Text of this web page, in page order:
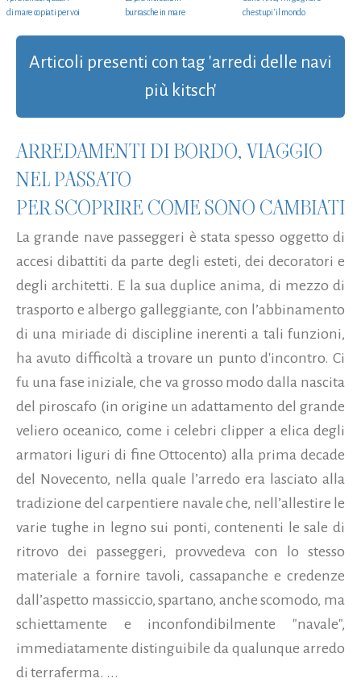
di mare copiati per voi
burrasche in mare
che stupi' il mondo
Articoli presenti con tag 'arredi delle navi
più kitsch'
ARREDAMENTI DI BORDO, VIAGGIO
NEL PASSATO
PER SCOPRIRE COME SONO CAMBIATI
La grande nave passeggeri è stata spesso oggetto di
accesi dibattiti da parte degli esteti, dei decoratori e
degli architetti. E la sua duplice anima, di mezzo di
trasporto e albergo galleggiante, con l’abbinamento
di una miriade di discipline inerenti a tali funzioni,
ha avuto difficoltà a trovare un punto d'incontro. Ci
fu una fase iniziale, che va grosso modo dalla nascita
del piroscafo (in origine un adattamento del grande
veliero oceanico, come i celebri clipper a elica degli
armatori liguri di fine Ottocento) alla prima decade
del Novecento, nella quale l’arredo era lasciato alla
tradizione del carpentiere navale che, nell’allestire le
varie tughe in legno sui ponti, contenenti le sale di
ritrovo dei passeggeri, provvedeva con lo stesso
materiale a fornire tavoli, cassapanche e credenze
dall’aspetto massiccio, spartano, anche scomodo, ma
schiettamente e inconfondibilmente "navale",
immediatamente distinguibile da qualunque arredo
di terraferma. ...